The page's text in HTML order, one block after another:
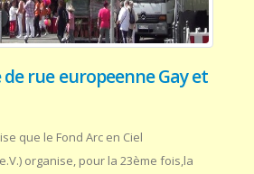
rue europeenne Gay et
que le Fond Arc en Ciel
organise, pour la 23ème fois,la